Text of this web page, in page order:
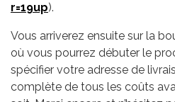
r=19up).
Vous arriverez ensuite sur la
où vous pourrez débuter le
spécifier votre adresse de
complète de tous les coûts